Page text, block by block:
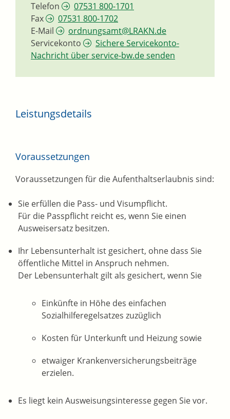
Telefon
07531 800-1701
Fax
07531 800-1702
E-Mail
ordnungsamt@LRAKN.de
Servicekonto
Sichere Servicekonto-
Nachricht über service-bw.de senden
Leistungsdetails
Voraussetzungen
Voraussetzungen für die Aufenthaltserlaubnis sind:
Sie erfüllen die Pass- und Visumpflicht.
Für die Passpflicht reicht es, wenn Sie einen
Ausweisersatz besitzen.
Ihr Lebensunterhalt ist gesichert, ohne dass Sie
öffentliche Mittel in Anspruch nehmen.
Der Lebensunterhalt gilt als gesichert, wenn Sie
Einkünfte in Höhe des einfachen
Sozialhilferegelsatzes zuzüglich
Kosten für Unterkunft und Heizung sowie
etwaiger Krankenversicherungsbeiträge
erzielen.
Es liegt kein Ausweisungsinteresse gegen Sie vor.